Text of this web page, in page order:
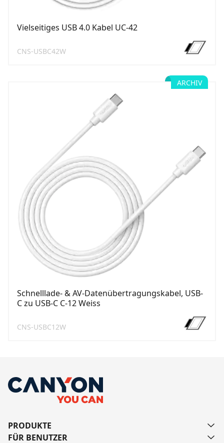
Vielseitiges USB 4.0 Kabel UC-42
CNS-USBC42W
ARCHIV
Schnelllade- & AV-Datenübertragungskabel, USB-
C zu USB-C C-12 Weiss
CNS-USBC12W
PRODUKTE
FÜR BENUTZER